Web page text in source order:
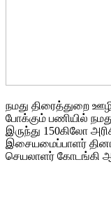
நமது திரைத்துறை
போக்கும் பணியில்
இருந்து 150கிலோ
இசையமைப்பாளர்
செயலாளர் கோடங்கி